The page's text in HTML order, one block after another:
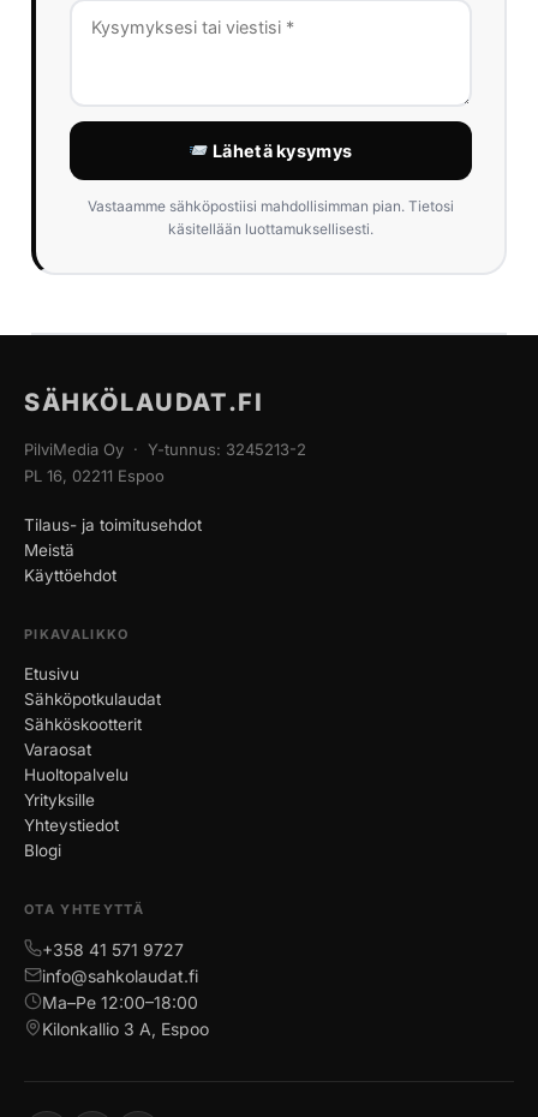
Lähetä kysymys
Vastaamme sähköpostiisi mahdollisimman pian. Tietosi
käsitellään luottamuksellisesti.
SÄHKÖLAUDAT.FI
PilviMedia Oy · Y-tunnus: 3245213-2
PL 16, 02211 Espoo
Tilaus- ja toimitusehdot
Meistä
Käyttöehdot
PIKAVALIKKO
Etusivu
Sähköpotkulaudat
Sähköskootterit
Varaosat
Huoltopalvelu
Yrityksille
Yhteystiedot
Blogi
OTA YHTEYTTÄ
+358 41 571 9727
info@sahkolaudat.fi
Ma–Pe 12:00–18:00
Kilonkallio 3 A, Espoo